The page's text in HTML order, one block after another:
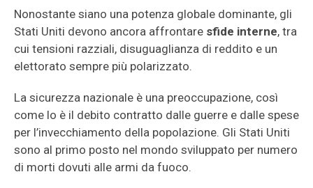
Nonostante siano una potenza globale dominante, gli
Stati Uniti devono ancora affrontare sfide interne, tra
cui tensioni razziali, disuguaglianza di reddito e un
elettorato sempre più polarizzato.
La sicurezza nazionale è una preoccupazione, così
come lo è il debito contratto dalle guerre e dalle spese
per l’invecchiamento della popolazione. Gli Stati Uniti
sono al primo posto nel mondo sviluppato per numero
di morti dovuti alle armi da fuoco.